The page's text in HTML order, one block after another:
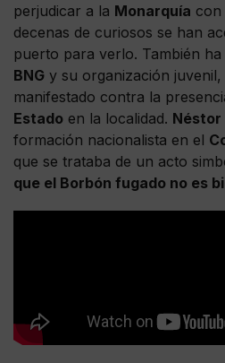
perjudicar a la Monarquía con
decenas de curiosos se han
puerto para verlo. También
BNG y su organización juvenil,
manifestado contra la
Estado en la localidad. Néstor
formación nacionalista en el
que se trataba de un acto
que el Borbón fugado no es